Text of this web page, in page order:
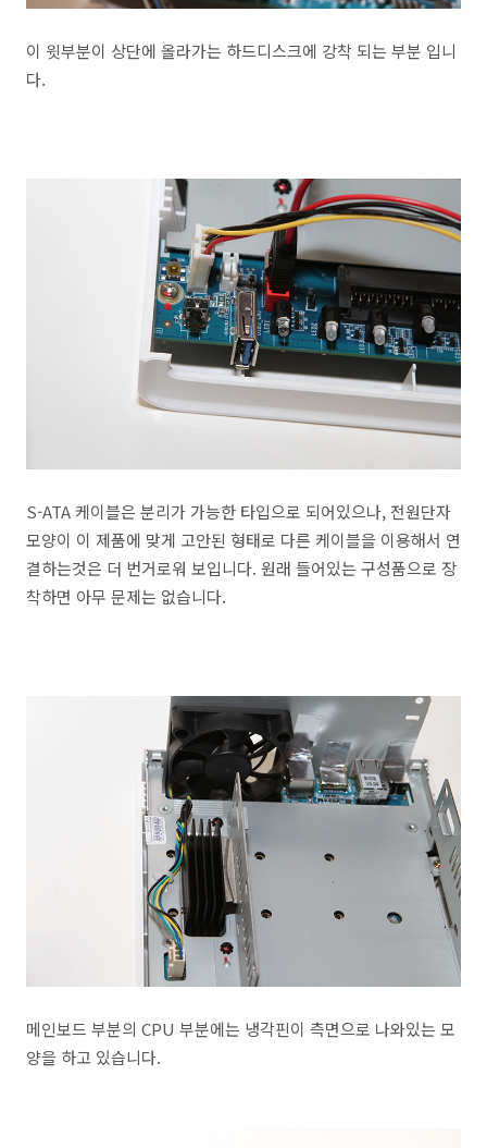
이 윗부분이 상단에 올라가는 하드디스크에 강착 되는 부분 입니
다.
S-ATA 케이블은 분리가 가능한 타입으로 되어있으나, 전원단자
모양이 이 제품에 맞게 고안된 형태로 다른 케이블을 이용해서 연
결하는것은 더 번거로워 보입니다. 원래 들어있는 구성품으로 장
착하면 아무 문제는 없습니다.
메인보드 부분의 CPU 부분에는 냉각핀이 측면으로 나와있는 모
양을 하고 있습니다.